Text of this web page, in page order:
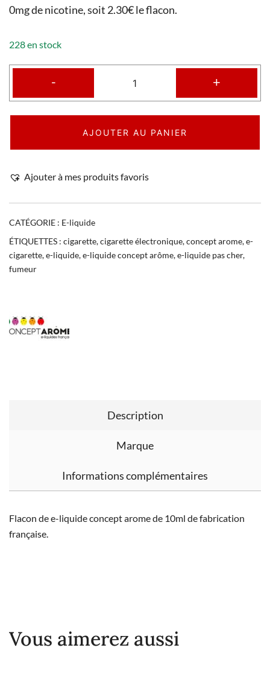
0mg de nicotine, soit 2.30€ le flacon.
228 en stock
- +
AJOUTER AU PANIER
Ajouter à mes produits favoris
CATÉGORIE : E-liquide
ÉTIQUETTES : cigarette,cigarette électronique,concept arome,e-
cigarette,e-liquide,e-liquide concept arôme,e-liquide pas cher,
fumeur
Description
Marque
Informations complémentaires
Flacon de e-liquide concept arome de 10ml de fabrication
française.
Vous aimerez aussi